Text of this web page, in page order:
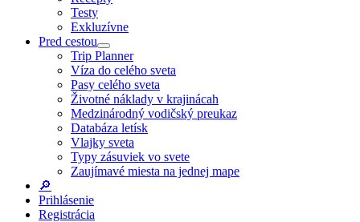
Testy
Exkluzívne
Pred cestou
Trip Planner
Víza do celého sveta
Pasy celého sveta
Životné náklady v krajinácah
Medzinárodný vodičský preukaz
Databáza letísk
Vlajky sveta
Typy zásuviek vo svete
Zaujímavé miesta na jednej mape
🔎
Prihlásenie
Registrácia